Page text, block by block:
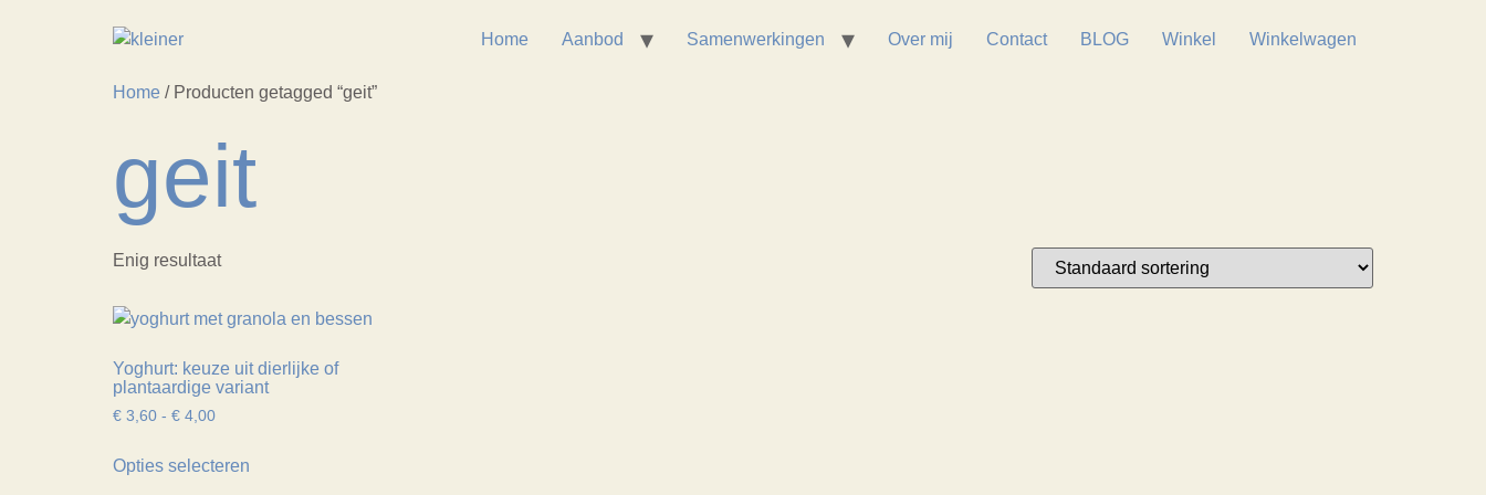
Home Aanbod Samenwerkingen Over mij Contact BLOG Winkel Winkelwagen
Home / Producten getagged “geit”
geit
Enig resultaat
Yoghurt: keuze uit dierlijke of
plantaardige variant
€ 3,60 - € 4,00
Opties selecteren